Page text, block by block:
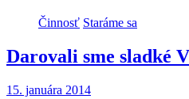
Činnosť Staráme sa
Darovali sme sladké
15. januára 2014